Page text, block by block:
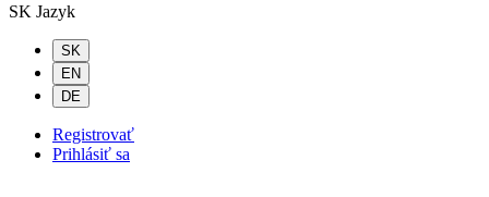
SK Jazyk
SK
EN
DE
Registrovať
Prihlásiť sa